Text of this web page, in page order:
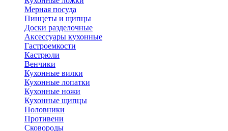
Мерная посуда
Пинцеты и щипцы
Доски разделочные
Аксессуары кухонные
Гастроемкости
Кастрюли
Венчики
Кухонные вилки
Кухонные лопатки
Кухонные ножи
Кухонные щипцы
Половники
Противени
Сковороды